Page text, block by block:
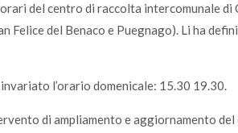
del centro di raccolta intercomunale di
Felice del Benaco e Puegnago). Li ha
l’orario domenicale: 15.30 19.30.
di ampliamento e aggiornamento del